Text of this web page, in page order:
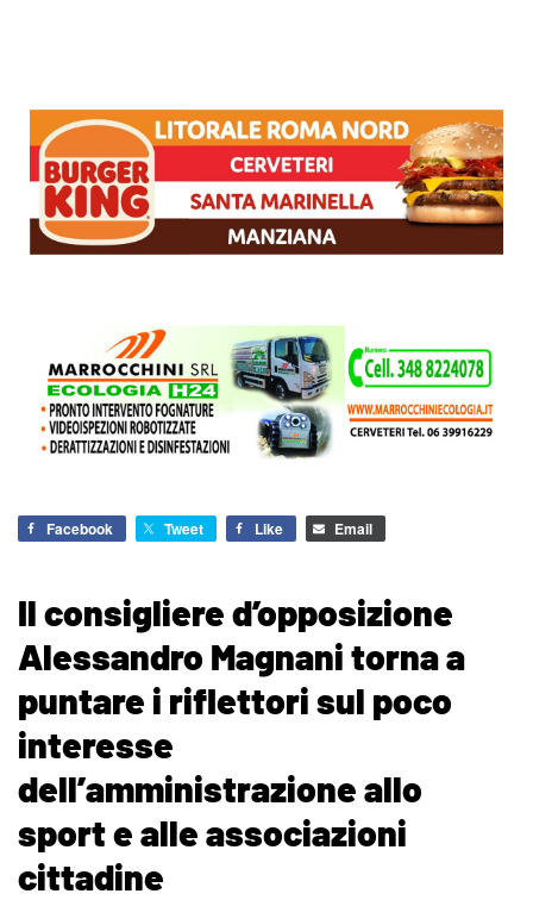
Facebook Tweet Like Email
Il consigliere d’opposizione
Alessandro Magnani torna a
puntare i riflettori sul poco
interesse
dell’amministrazione allo
sport e alle associazioni
cittadine